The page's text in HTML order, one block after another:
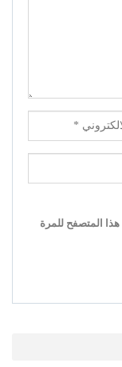
المتصفح للمرة